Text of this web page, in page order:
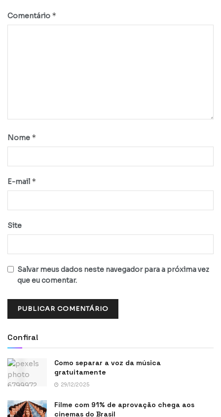
Comentário *
Nome *
E-mail *
Site
Salvar meus dados neste navegador para a próxima vez
que eu comentar.
Confira!
Como separar a voz da música
gratuitamente
29/12/2025
Filme com 91% de aprovação chega aos
cinemas do Brasil